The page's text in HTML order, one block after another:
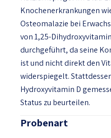
Knochenerkrankungen
Osteomalazie bei
von 1,25-
durchgeführt, da seine
ist und nicht direkt den
widerspiegelt.
Hydroxyvitamin D
Status zu beurteilen.
Probenart